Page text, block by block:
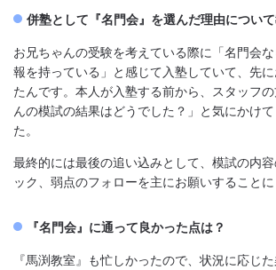
併塾として『名門会』を選んだ理由について
お兄ちゃんの受験を考えている際に「名門会
報を持っている」と感じて入塾していて、先
たんです。本人が入塾する前から、スタッフ
んの模試の結果はどうでした？」と気にかけ
た。
最終的には最後の追い込みとして、模試の内
ック、弱点のフォローを主にお願いすることに
『名門会』に通って良かった点は？
『馬渕教室』も忙しかったので、状況に応じ